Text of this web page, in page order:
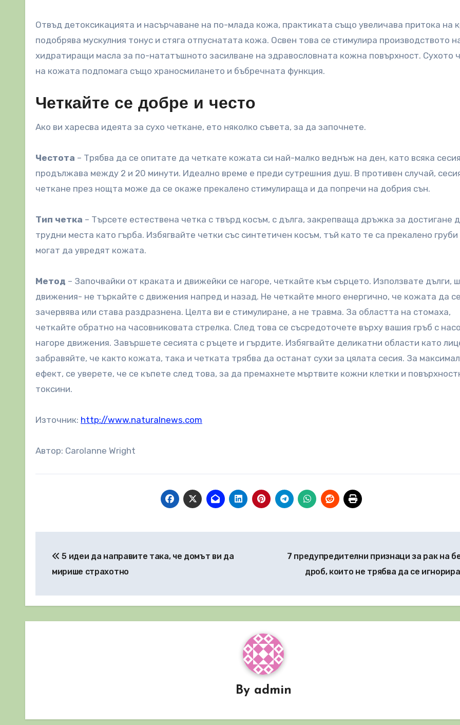
Отвъд детоксикацията и насърчаване на по-млада кожа, практиката също увеличава притока на
подобрява мускулния тонус и стяга отпуснатата кожа. Освен това се стимулира производството
хидратиращи масла за по-нататъшното засилване на здравословната кожна повърхност. Сухото
на кожата подпомага също храносмилането и бъбречната функция.
Четкайте се добре и често
Ако ви харесва идеята за сухо четкане, ето няколко съвета, за да започнете.
Честота – Трябва да се опитате да четкате кожата си най-малко веднъж на ден, като всяка сесия
продължава между 2 и 20 минути. Идеално време е преди сутрешния душ. В противен случай,
четкане през нощта може да се окаже прекалено стимулираща и да попречи на добрия сън.
Тип четка – Търсете естествена четка с твърд косъм, с дълга, закрепваща дръжка за достигане
трудни места като гърба. Избягвайте четки със синтетичен косъм, тъй като те са прекалено груби
могат да увредят кожата.
Метод – Започвайки от краката и движейки се нагоре, четкайте към сърцето. Използвате дълги,
движения- не търкайте с движения напред и назад. Не четкайте много енергично, че кожата да се
зачервява или става раздразнена. Целта ви е стимулиране, а не травма. За областта на стомаха,
четкайте обратно на часовниковата стрелка. След това се съсредоточете върху вашия гръб с
нагоре движения. Завършете сесията с ръцете и гърдите. Избягвайте деликатни области като
забравяйте, че както кожата, така и четката трябва да останат сухи за цялата сесия. За
ефект, се уверете, че се къпете след това, за да премахнете мъртвите кожни клетки и
токсини.
Източник: http://www.naturalnews.com
Автор: Carolanne Wright
5 идеи да направите така, че домът ви да
мирише страхотно
7 предупредителни признаци за рак на
дроб, които не трябва да се
By admin